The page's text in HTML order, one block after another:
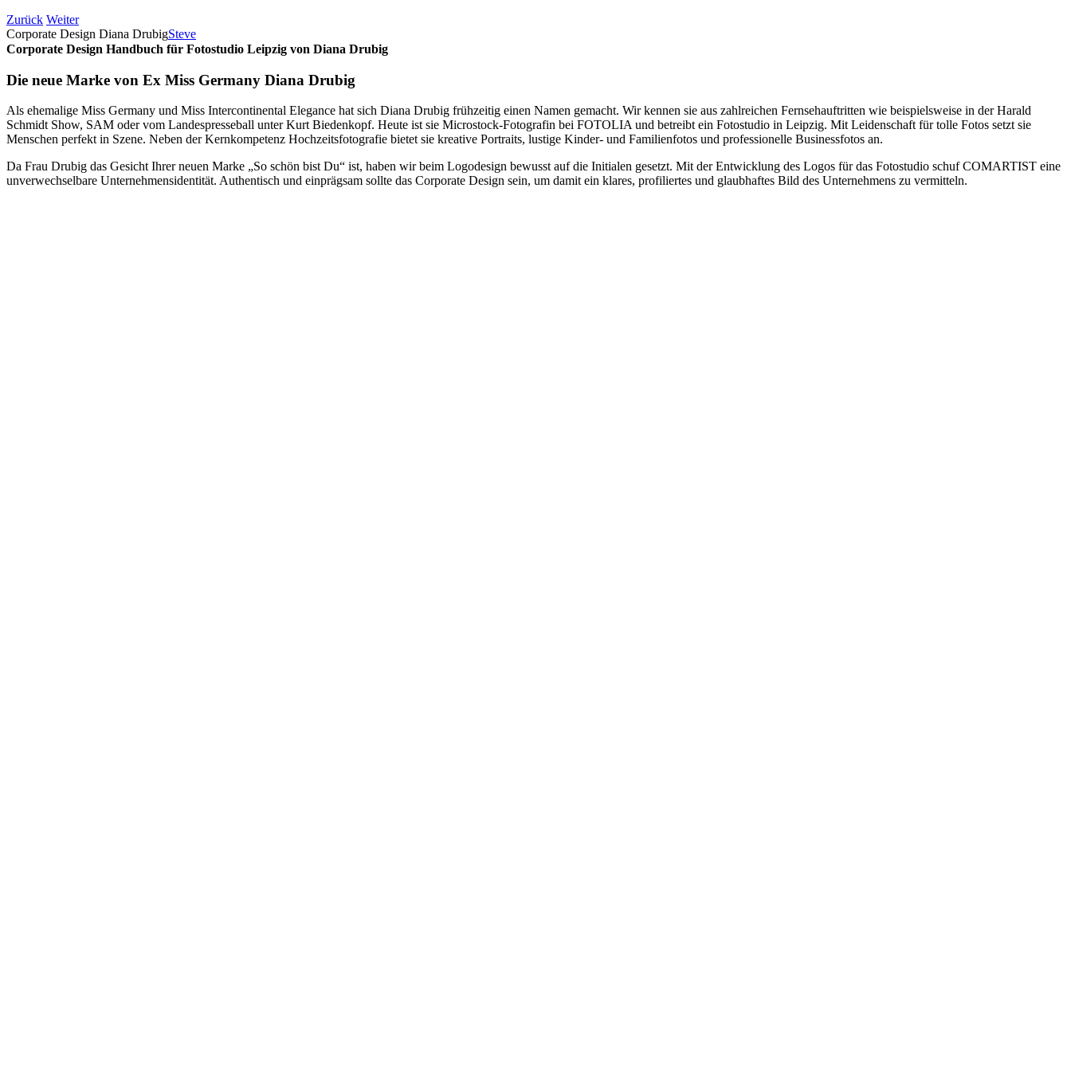
Zurück Weiter
Corporate Design Diana DrubigSteve
Corporate Design Handbuch für Fotostudio Leipzig von Diana Drubig
Die neue Marke von Ex Miss Germany Diana Drubig
Als ehemalige Miss Germany und Miss Intercontinental Elegance hat sich Diana Drubig frühzeitig einen Namen gemacht. Wir kennen sie aus zahlreichen Fernsehauftritten wie beispielsweise in der Harald
Schmidt Show, SAM oder vom Landespresseball unter Kurt Biedenkopf. Heute ist sie Microstock-Fotografin bei FOTOLIA und betreibt ein Fotostudio in Leipzig. Mit Leidenschaft für tolle Fotos setzt sie
Menschen perfekt in Szene. Neben der Kernkompetenz Hochzeitsfotografie bietet sie kreative Portraits, lustige Kinder- und Familienfotos und professionelle Businessfotos an.
Da Frau Drubig das Gesicht Ihrer neuen Marke „So schön bist Du“ ist, haben wir beim Logodesign bewusst auf die Initialen gesetzt. Mit der Entwicklung des Logos für das Fotostudio schuf COMARTIST eine
unverwechselbare Unternehmensidentität. Authentisch und einprägsam sollte das Corporate Design sein, um damit ein klares, profiliertes und glaubhaftes Bild des Unternehmens zu vermitteln.